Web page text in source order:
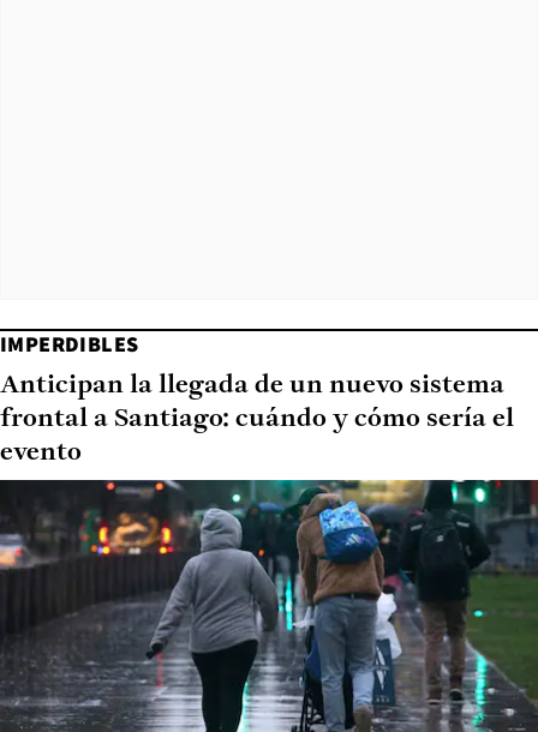
IMPERDIBLES
Anticipan la llegada de un nuevo sistema
frontal a Santiago: cuándo y cómo sería el
evento